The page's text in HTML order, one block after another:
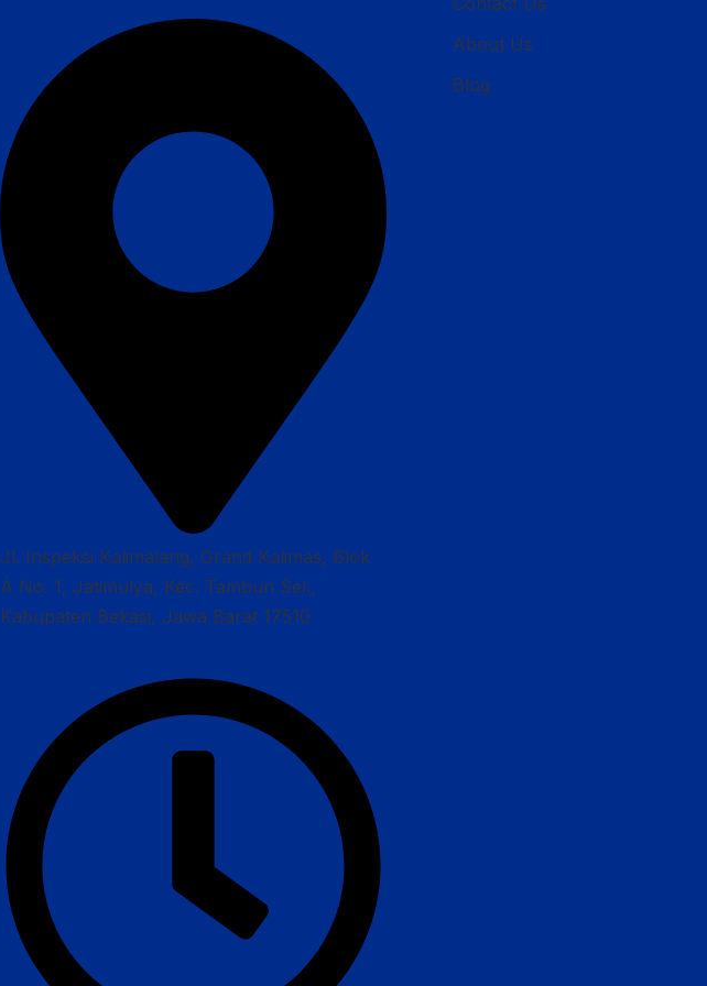
Jl. Inspeksi Kalimalang, Grand Kalimas, Blok
A No. 1, Jatimulya, Kec. Tambun Sel.,
Kabupaten Bekasi, Jawa Barat 17510
About Us
Blog